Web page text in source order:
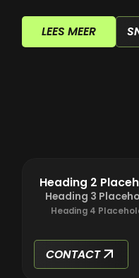
LEES MEER
Heading 2
Heading 3
Heading 4
CONTACT